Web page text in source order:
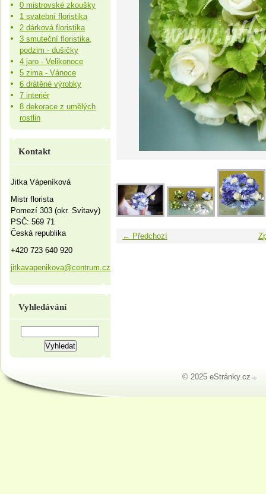
← Předchozí
0 mistrovské zkoušky
1 svatební floristika
2 dárková floristika
3 smuteční floristika,
podzim - dušičky
4 jaro - Velikonoce
5 zima - Vánoce
6 drátěné výrobky
7 interiér
8 dekorace z umělých
rostlin
Kontakt
Jitka Vápeníková
Mistr florista
Pomezí 303 (okr. Svitavy)
PSČ: 569 71
Česká republika
+420 723 640 920
jitkavapenikova@centrum.cz
Vyhledávání
© 2025 eStránky.cz